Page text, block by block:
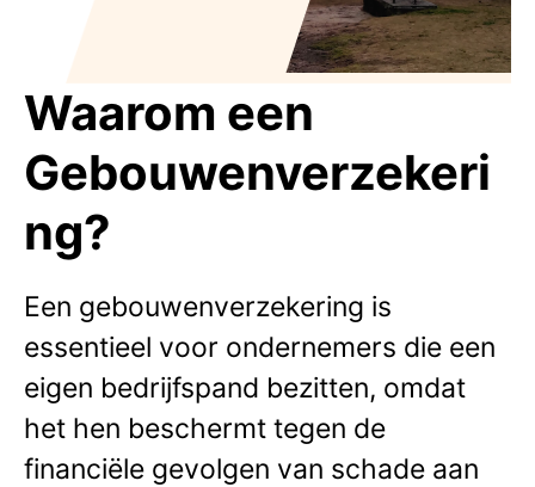
Waarom een
Gebouwenverzekeri
ng?
Een gebouwenverzekering is
essentieel voor ondernemers die een
eigen bedrijfspand bezitten, omdat
het hen beschermt tegen de
financiële gevolgen van schade aan